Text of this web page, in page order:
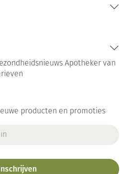
Apotheker van
producten en promoties